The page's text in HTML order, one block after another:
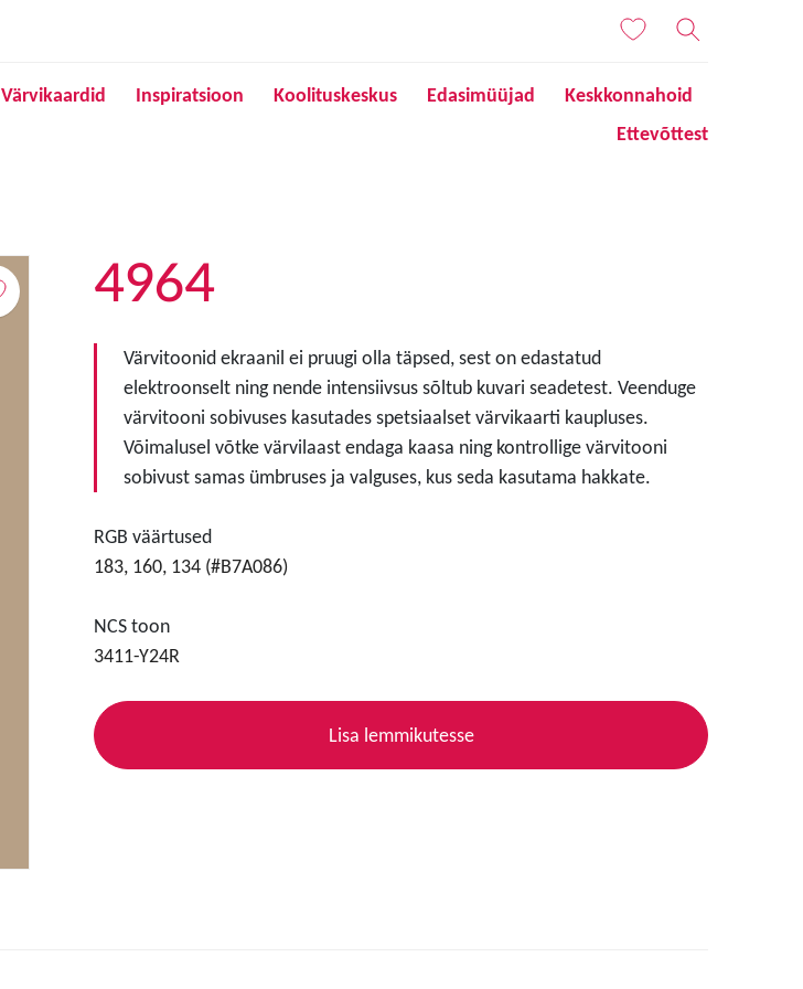
Värvikaardid Inspiratsioon Koolituskeskus Edasimüüjad
Keskkonnahoid
Ettevõttest
4964
Värvitoonid ekraanil ei pruugi olla täpsed, sest on edastatud
elektroonselt ning nende intensiivsus sõltub kuvari seadetest. Veenduge
värvitooni sobivuses kasutades spetsiaalset värvikaarti kaupluses.
Võimalusel võtke värvilaast endaga kaasa ning kontrollige värvitooni
sobivust samas ümbruses ja valguses, kus seda kasutama hakkate.
RGB väärtused
183, 160, 134 (#B7A086)
NCS toon
3411-Y24R
Lisa lemmikutesse